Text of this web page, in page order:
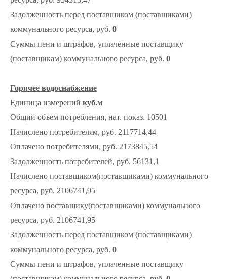
Задолженность перед поставщиком (поставщиками)
коммунального ресурса, руб. 0
Суммы пени и штрафов, уплаченные поставщику
(поставщикам) коммунального ресурса, руб. 0
Горячее водоснабжение
Единица измерений куб.м
Общий объем потребления, нат. показ. 10501
Начислено потребителям, руб. 2117714,44
Оплачено потребителями, руб. 2173845,54
Задолженность потребителей, руб. 56131,1
Начислено поставщиком(поставщиками) коммунального
ресурса, руб. 2106741,95
Оплачено поставщику(поставщиками) коммунального
ресурса, руб. 2106741,95
Задолженность перед поставщиком (поставщиками)
коммунального ресурса, руб. 0
Суммы пени и штрафов, уплаченные поставщику